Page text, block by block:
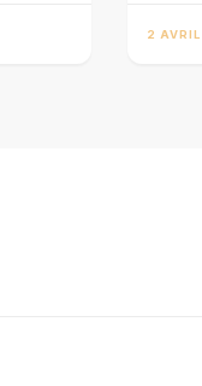
2